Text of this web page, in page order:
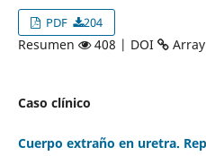
PDF
204
Resumen 408 | DOI Array
Caso clínico
Cuerpo extraño en uretra.